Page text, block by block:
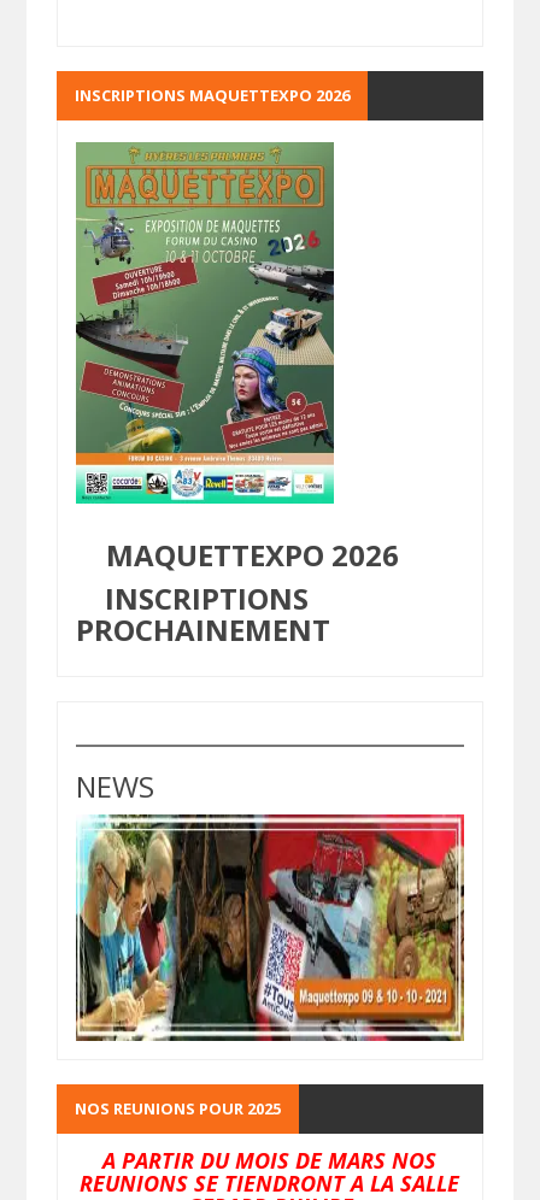
INSCRIPTIONS MAQUETTEXPO 2026
MAQUETTEXPO 2026
INSCRIPTIONS
PROCHAINEMENT
NEWS
NOS REUNIONS POUR 2025
A PARTIR DU MOIS DE MARS NOS
REUNIONS SE TIENDRONT A LA SALLE